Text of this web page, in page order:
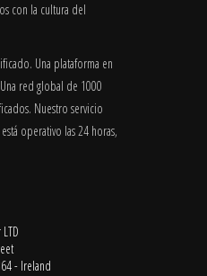
con la cultura del
Una plataforma en
red global de 1000
Nuestro servicio
operativo las 24 horas,
- Ireland